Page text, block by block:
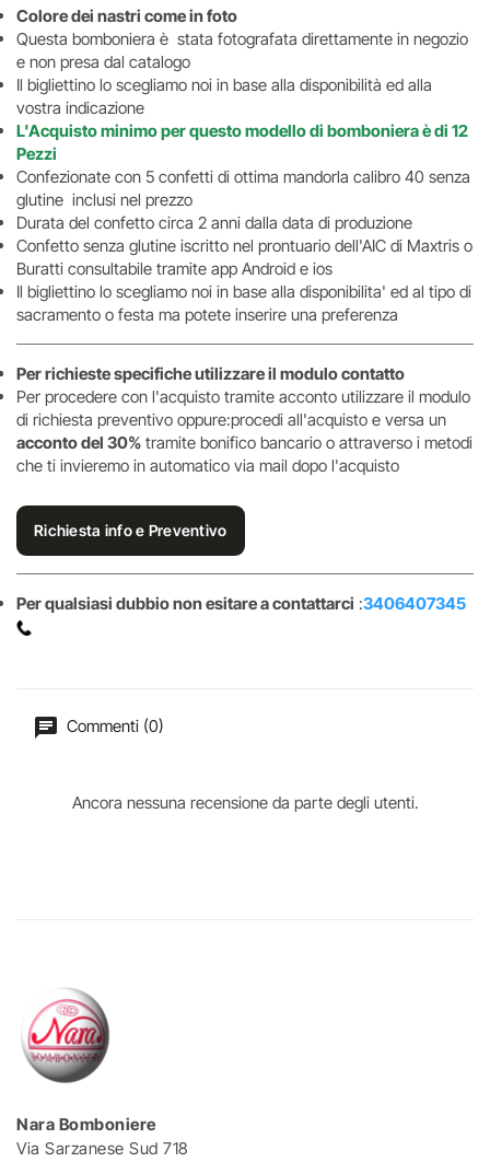
Colore dei nastri come in foto
Questa bomboniera è stata fotografata direttamente in negozio
e non presa dal catalogo
Il bigliettino lo scegliamo noi in base alla disponibilità ed alla
vostra indicazione
L'Acquisto minimo per questo modello di bomboniera è di 12
Pezzi
Confezionate con 5 confetti di ottima mandorla calibro 40 senza
glutine inclusi nel prezzo
Durata del confetto circa 2 anni dalla data di produzione
Confetto senza glutine iscritto nel prontuario dell'AIC di Maxtris o
Buratti consultabile tramite app Android e ios
Il bigliettino lo scegliamo noi in base alla disponibilita' ed al tipo di
sacramento o festa ma potete inserire una preferenza
Per richieste specifiche utilizzare il modulo contatto
Per procedere con l'acquisto tramite acconto utilizzare il modulo
di richiesta preventivo oppure:procedi all'acquisto e versa un
acconto del 30% tramite bonifico bancario o attraverso i metodi
che ti invieremo in automatico via mail dopo l'acquisto
Richiesta info e Preventivo
Per qualsiasi dubbio non esitare a contattarci :3406407345
Commenti (0)
Ancora nessuna recensione da parte degli utenti.
Nara Bomboniere
Via Sarzanese Sud 718